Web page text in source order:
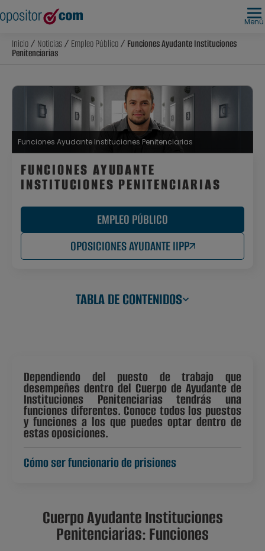
Menú
Inicio/ Noticias/ Empleo Público/ Funciones Ayudante Instituciones
Penitenciarias
Funciones Ayudante Instituciones Penitenciarias
FUNCIONES AYUDANTE
INSTITUCIONES PENITENCIARIAS
EMPLEO PÚBLICO
OPOSICIONES AYUDANTE IIPP
TABLA DE CONTENIDOS
Dependiendo del puesto de trabajo que
desempeñes dentro del Cuerpo de Ayudante de
Instituciones Penitenciarias tendrás una
funciones diferentes. Conoce todos los puestos
y funciones a los que puedes optar dentro de
estas oposiciones.
Cómo ser funcionario de prisiones
Cuerpo Ayudante Instituciones
Penitenciarias: Funciones